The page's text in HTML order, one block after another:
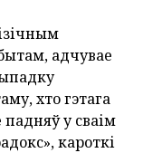
адчувае
хто гэтага
у сваім
кароткі